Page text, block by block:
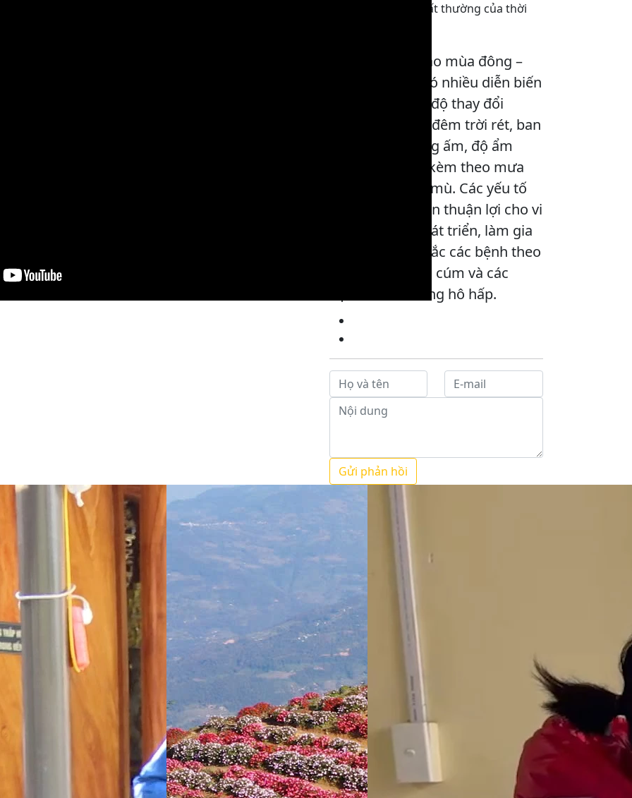
những diễn biến bất thường của thời
Những ngày giao mùa đông –
xuân, thời tiết có nhiều diễn biến
phức tạp, nhiệt độ thay đổi
nhanh, sáng và đêm trời rét, ban
ngày có lúc nắng ấm, độ ẩm
không khí cao, kèm theo mưa
phùn và sương mù. Các yếu tố
này tạo điều kiện thuận lợi cho vi
rút, vi khuẩn phát triển, làm gia
tăng nguy cơ mắc các bệnh theo
mùa, đặc biệt là cúm và các
bệnh viêm đường hô hấp.
Gửi phản hồi